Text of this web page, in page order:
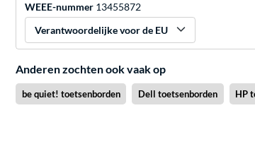
WEEE-nummer 13455872
Verantwoordelijke voor de EU
Anderen zochten ook vaak op
be quiet! toetsenborden Dell toetsenborden HP